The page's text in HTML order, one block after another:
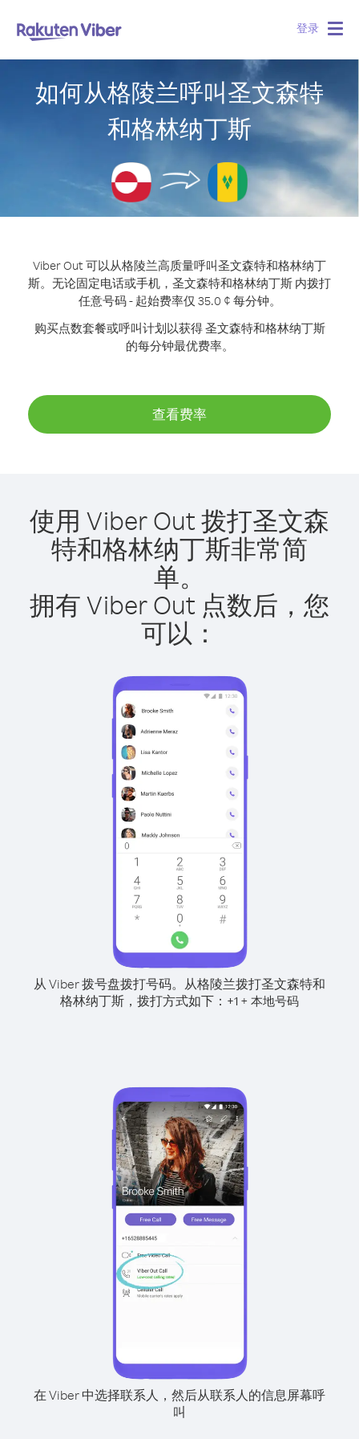
登录
如何从格陵兰呼叫圣文森特
和格林纳丁斯
Viber Out 可以从格陵兰高质量呼叫圣文森特和格林纳丁
斯。 无论固定电话或手机，圣文森特和格林纳丁斯 内拨打
任意号码 - 起始费率仅 35.0 ¢ 每分钟。
购买点数套餐或呼叫计划以获得 圣文森特和格林纳丁斯
的每分钟最优费率。
查看费率
使用 Viber Out 拨打圣文森
特和格林纳丁斯非常简
单。
拥有 Viber Out 点数后，您
可以：
从 Viber 拨号盘拨打号码。 从格陵兰拨打圣文森特和
格林纳丁斯，拨打方式如下： +1 + 本地号码
在 Viber 中选择联系人，然后从联系人的信息屏幕呼
叫